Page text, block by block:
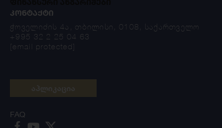
ᲙᲝᲜᲢᲐᲥᲢᲘ
ჭოველიძის 4ა, თბილისი, 0108, საქართველო
+995 32 2 25 04 63
[email protected]
FAQ